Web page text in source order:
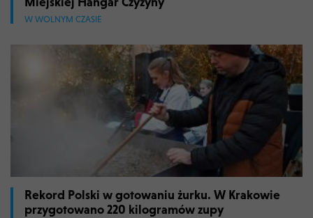
W WOLNYM CZASIE
Rekord Polski w gotowaniu żurku. W Krakowie
przygotowano 220 kilogramów zupy